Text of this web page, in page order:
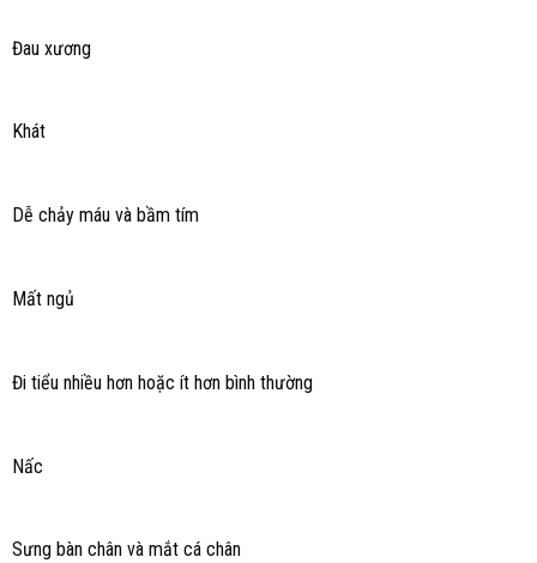
Đau xương
Khát
Dễ chảy máu và bầm tím
Mất ngủ
Đi tiểu nhiều hơn hoặc ít hơn bình thường
Nấc
Sưng bàn chân và mắt cá chân